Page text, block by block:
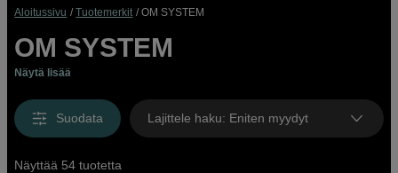
Aloitussivu Tuotemerkit OM SYSTEM
OM SYSTEM
Näytä lisää
Suodata Lajittele haku: Eniten myydyt
Näyttää 54 tuotetta